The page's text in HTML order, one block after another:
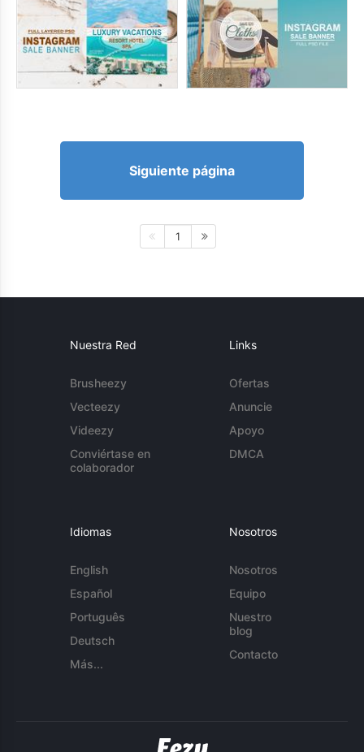
Siguiente página
1
Nuestra Red
Brusheezy
Vecteezy
Videezy
Conviértase en
colaborador
Links
Ofertas
Anuncie
Apoyo
DMCA
Idiomas
English
Español
Português
Deutsch
Más...
Nosotros
Nosotros
Equipo
Nuestro
blog
Contacto